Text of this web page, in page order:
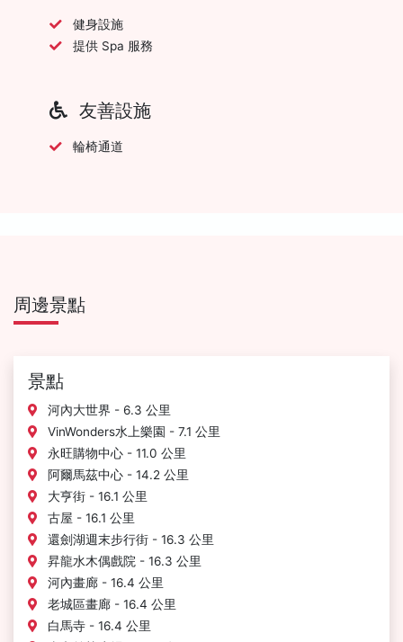
健身設施
提供 Spa 服務
友善設施
輪椅通道
周邊景點
景點
河內大世界 - 6.3 公里
VinWonders水上樂園 - 7.1 公里
永旺購物中心 - 11.0 公里
阿爾馬茲中心 - 14.2 公里
大亨街 - 16.1 公里
古屋 - 16.1 公里
還劍湖週末步行街 - 16.3 公里
昇龍水木偶戲院 - 16.3 公里
河內畫廊 - 16.4 公里
老城區畫廊 - 16.4 公里
白馬寺 - 16.4 公里